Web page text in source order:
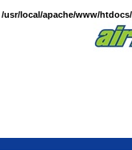
/usr/local/apache/www/